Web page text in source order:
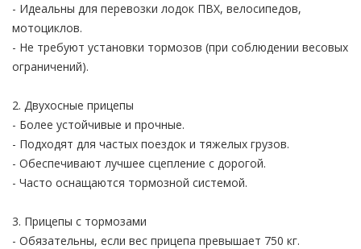
- Идеальны для перевозки лодок ПВХ, велосипедов,
мотоциклов.
- Не требуют установки тормозов (при соблюдении весовых
ограничений).
2. Двухосные прицепы
- Более устойчивые и прочные.
- Подходят для частых поездок и тяжелых грузов.
- Обеспечивают лучшее сцепление с дорогой.
- Часто оснащаются тормозной системой.
3. Прицепы с тормозами
- Обязательны, если вес прицепа превышает 750 кг.